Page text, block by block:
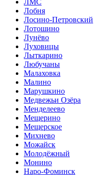
Лобня
Лосино-Петровский
Лотошино
Лунёво
Луховицы
Лыткарино
Любучаны
Малаховка
Малино
Марушкино
Медвежьи Озёра
Менделеево
Мещерино
Мещерское
Михнево
Можайск
Молодёжный
Монино
Наро-Фоминск